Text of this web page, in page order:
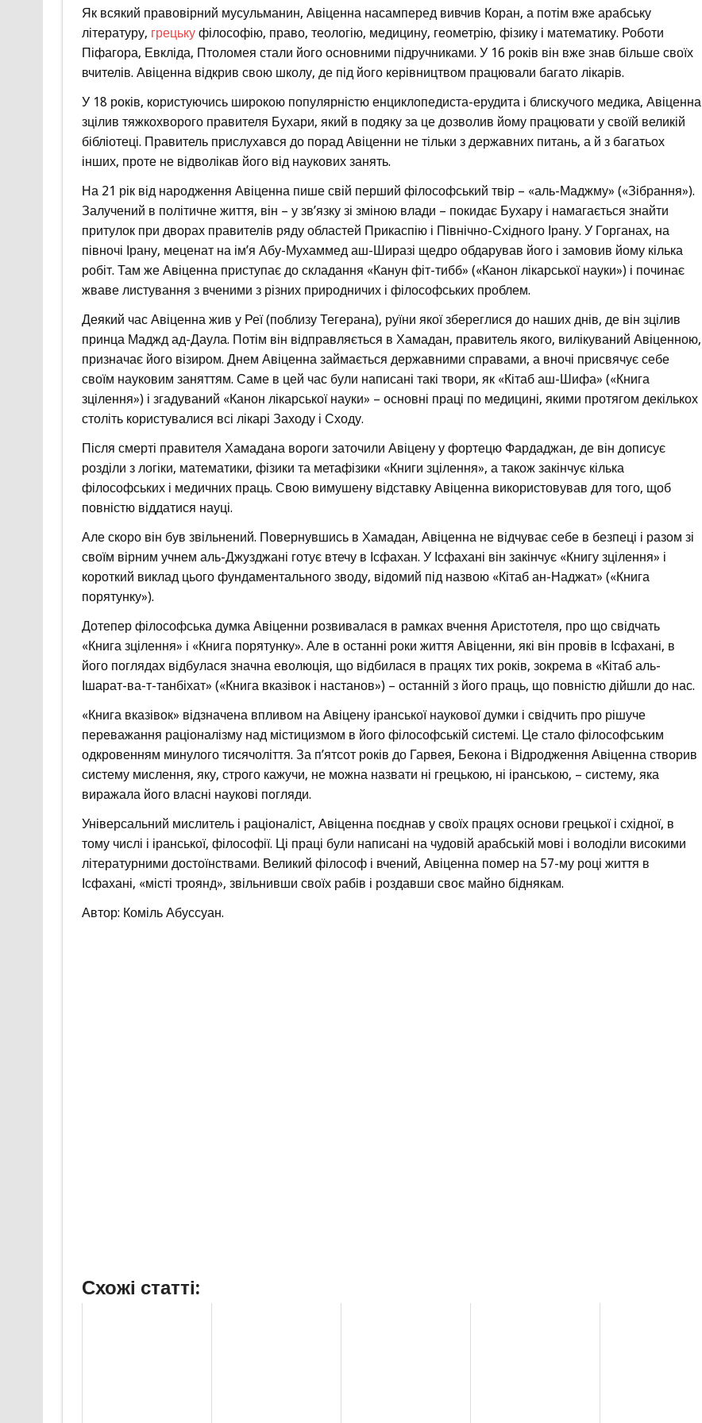
Як всякий правовірний мусульманин, Авіценна насамперед вивчив Коран, а потім вже арабську
літературу, грецькуфілософію, право, теологію, медицину, геометрію, фізику і математику. Роботи
Піфагора, Евкліда, Птоломея стали його основними підручниками. У 16 років він вже знав більше своїх
вчителів. Авіценна відкрив свою школу, де під його керівництвом працювали багато лікарів.
У 18 років, користуючись широкою популярністю енциклопедиста-ерудита і блискучого медика, Авіценна
зцілив тяжкохворого правителя Бухари, який в подяку за це дозволив йому працювати у своїй великій
бібліотеці. Правитель прислухався до порад Авіценни не тільки з державних питань, а й з багатьох
інших, проте не відволікав його від наукових занять.
На 21 рік від народження Авіценна пише свій перший філософський твір – «аль-Маджму» («Зібрання»).
Залучений в політичне життя, він – у зв’язку зі зміною влади – покидає Бухару і намагається знайти
притулок при дворах правителів ряду областей Прикаспію і Північно-Східного Ірану. У Горганах, на
півночі Ірану, меценат на ім’я Абу-Мухаммед аш-Ширазі щедро обдарував його і замовив йому кілька
робіт. Там же Авіценна приступає до складання «Канун фіт-тибб» («Канон лікарської науки») і починає
жваве листування з вченими з різних природничих і філософських проблем.
Деякий час Авіценна жив у Реї (поблизу Тегерана), руїни якої збереглися до наших днів, де він зцілив
принца Маджд ад-Даула. Потім він відправляється в Хамадан, правитель якого, вилікуваний Авіценною,
призначає його візиром. Днем Авіценна займається державними справами, а вночі присвячує себе
своїм науковим заняттям. Саме в цей час були написані такі твори, як «Кітаб аш-Шифа» («Книга
зцілення») і згадуваний «Канон лікарської науки» – основні праці по медицині, якими протягом декількох
століть користувалися всі лікарі Заходу і Сходу.
Після смерті правителя Хамадана вороги заточили Авіцену у фортецю Фардаджан, де він дописує
розділи з логіки, математики, фізики та метафізики «Книги зцілення», а також закінчує кілька
філософських і медичних праць. Свою вимушену відставку Авіценна використовував для того, щоб
повністю віддатися науці.
Але скоро він був звільнений. Повернувшись в Хамадан, Авіценна не відчуває себе в безпеці і разом зі
своїм вірним учнем аль-Джузджані готує втечу в Ісфахан. У Ісфахані він закінчує «Книгу зцілення» і
короткий виклад цього фундаментального зводу, відомий під назвою «Кітаб ан-Наджат» («Книга
порятунку»).
Дотепер філософська думка Авіценни розвивалася в рамках вчення Аристотеля, про що свідчать
«Книга зцілення» і «Книга порятунку». Але в останні роки життя Авіценни, які він провів в Ісфахані, в
його поглядах відбулася значна еволюція, що відбилася в працях тих років, зокрема в «Кітаб аль-
Ішарат-ва-т-танбіхат» («Книга вказівок і настанов») – останній з його праць, що повністю дійшли до нас.
«Книга вказівок» відзначена впливом на Авіцену іранської наукової думки і свідчить про рішуче
переважання раціоналізму над містицизмом в його філософській системі. Це стало філософським
одкровенням минулого тисячоліття. За п’ятсот років до Гарвея, Бекона і Відродження Авіценна створив
систему мислення, яку, строго кажучи, не можна назвати ні грецькою, ні іранською, – систему, яка
виражала його власні наукові погляди.
Універсальний мислитель і раціоналіст, Авіценна поєднав у своїх працях основи грецької і східної, в
тому числі і іранської, філософії. Ці праці були написані на чудовій арабській мові і володіли високими
літературними достоїнствами. Великий філософ і вчений, Авіценна помер на 57-му році життя в
Ісфахані, «місті троянд», звільнивши своїх рабів і роздавши своє майно біднякам.
Автор: Коміль Абуссуан.
Схожі статті: